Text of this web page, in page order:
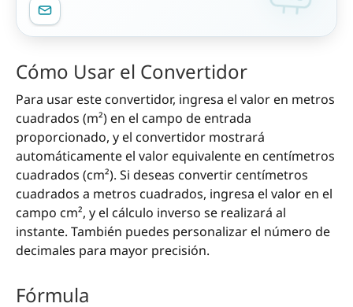
Cómo Usar el Convertidor
Para usar este convertidor, ingresa el valor en metros
cuadrados (m²) en el campo de entrada
proporcionado, y el convertidor mostrará
automáticamente el valor equivalente en centímetros
cuadrados (cm²). Si deseas convertir centímetros
cuadrados a metros cuadrados, ingresa el valor en el
campo cm², y el cálculo inverso se realizará al
instante. También puedes personalizar el número de
decimales para mayor precisión.
Fórmula